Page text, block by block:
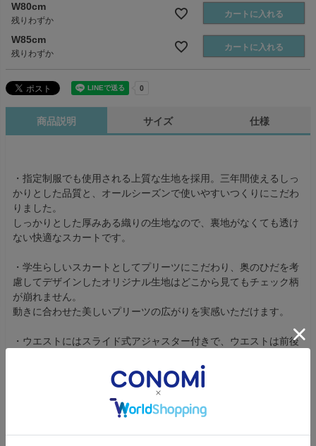
W80cm
残りわずか
カートに入れる
W85cm
残りわずか
カートに入れる
商品説明 サイズ 仕様
・指定制服でも使用される上質な生地を採用。三年間使えるしっ
かりとした品質と、オールシーズンで使いやすいつくりにこだわ
りました。
しっかりとした厚みある織りの生地なので、裏地がなくても透け
ない快適なスカートです。
・学生らしいスカートとしてプリーツにこだわり、奥のひだを考
慮してデザインしたオリジナル生地はどこから見てもチェック柄
が崩れません。
動きに合わせた美しいプリーツの広がりを実感いただけます。
・ウエストにはスライド式アジャスター付きで、ウエストは前後
※ご購入前に必ずメジャーでご自分のサイズをご確認ください。
着席時などを考慮し、実寸法から多少のゆとりをもったサイズを